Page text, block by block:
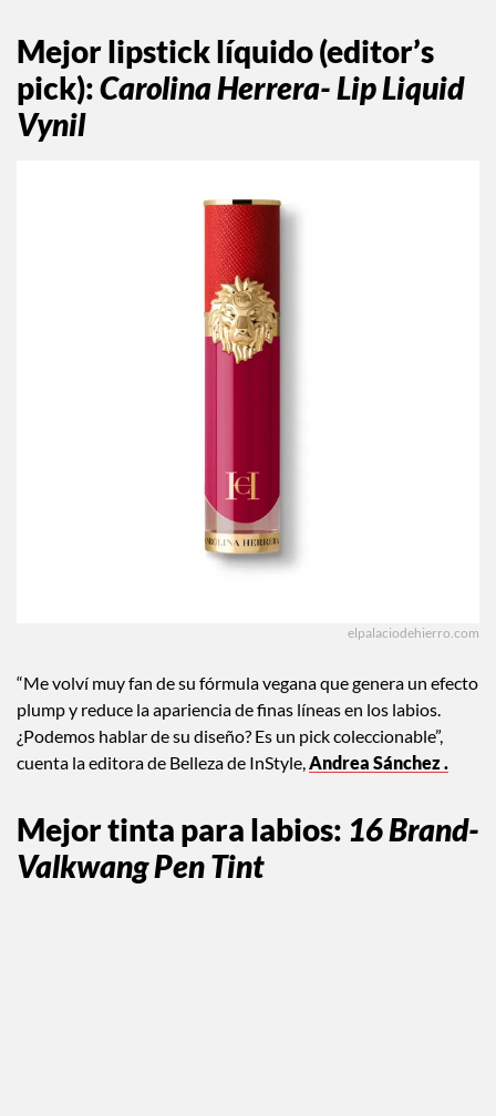
Mejor lipstick líquido (editor’s
pick):Carolina Herrera- Lip Liquid
Vynil
elpalaciodehierro.com
“Me volví muy fan de su fórmula vegana que genera un efecto
plump y reduce la apariencia de finas líneas en los labios.
¿Podemos hablar de su diseño? Es un pick coleccionable”,
cuenta la editora de Belleza de InStyle, Andrea Sánchez .
Mejor tinta para labios: 16 Brand-
Valkwang Pen Tint